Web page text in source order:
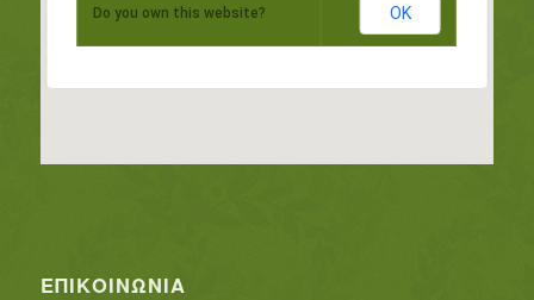
Do you own this website? OK
ΕΠΙΚΟΙΝΩΝΊΑ